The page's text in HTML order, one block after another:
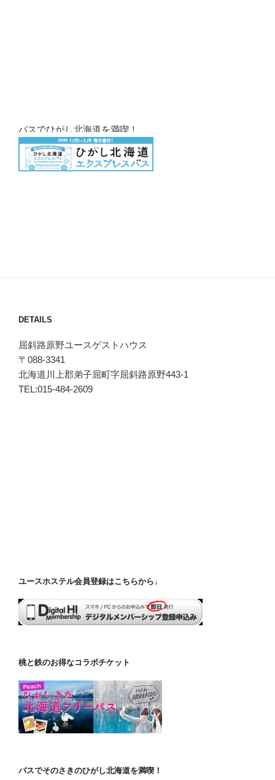
バスでひがし北海道を満喫！
DETAILS
屈斜路原野ユースゲストハウス
〒088-3341
北海道川上郡弟子屈町字屈斜路原野443-1
TEL:015-484-2609
ユースホステル会員登録はこちらから↓
桃と鉄のお得なコラボチケット
バスでそのさきのひがし北海道を満喫！